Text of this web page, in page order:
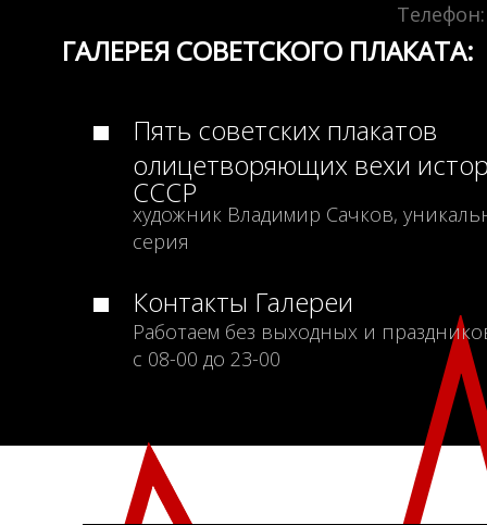
Телефон:
ГАЛЕРЕЯ СОВЕТСКОГО ПЛАКАТА:
Пять советских плакатов
олицетворяющих вехи
СССР
художник Владимир Сачков,
серия
Контакты Галереи
Работаем без выходных и
с 08-00 до 23-00